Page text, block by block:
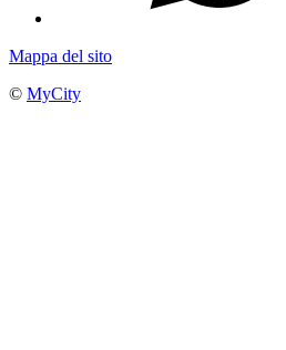
Mappa del sito
© MyCity